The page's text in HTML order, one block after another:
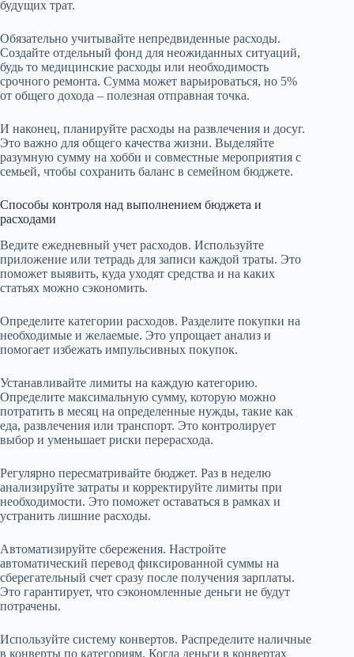
будущих трат.
Обязательно учитывайте непредвиденные расходы.
Создайте отдельный фонд для неожиданных ситуаций,
будь то медицинские расходы или необходимость
срочного ремонта. Сумма может варьироваться, но 5%
от общего дохода – полезная отправная точка.
И наконец, планируйте расходы на развлечения и досуг.
Это важно для общего качества жизни. Выделяйте
разумную сумму на хобби и совместные мероприятия с
семьей, чтобы сохранить баланс в семейном бюджете.
Способы контроля над выполнением бюджета и
расходами
Ведите ежедневный учет расходов. Используйте
приложение или тетрадь для записи каждой траты. Это
поможет выявить, куда уходят средства и на каких
статьях можно сэкономить.
Определите категории расходов. Разделите покупки на
необходимые и желаемые. Это упрощает анализ и
помогает избежать импульсивных покупок.
Устанавливайте лимиты на каждую категорию.
Определите максимальную сумму, которую можно
потратить в месяц на определенные нужды, такие как
еда, развлечения или транспорт. Это контролирует
выбор и уменьшает риски перерасхода.
Регулярно пересматривайте бюджет. Раз в неделю
анализируйте затраты и корректируйте лимиты при
необходимости. Это поможет оставаться в рамках и
устранить лишние расходы.
Автоматизируйте сбережения. Настройте
автоматический перевод фиксированной суммы на
сберегательный счет сразу после получения зарплаты.
Это гарантирует, что сэкономленные деньги не будут
потрачены.
Используйте систему конвертов. Распределите наличные
в конверты по категориям. Когда деньги в конвертах